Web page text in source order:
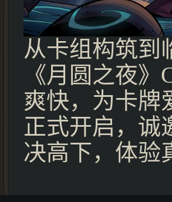
从卡组构筑到
《月圆之夜
爽快，为卡牌
正式开启，诚
决高下，体验